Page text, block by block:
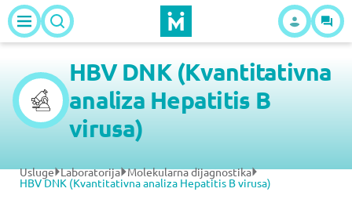
HBV DNK (Kvantitativna
analiza Hepatitis B
virusa)
Usluge Laboratorija Molekularna dijagnostika
HBV DNK (Kvantitativna analiza Hepatitis B virusa)